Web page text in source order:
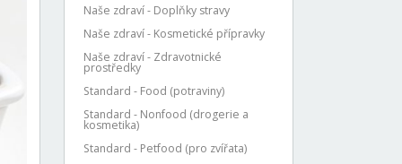
Naše zdraví - Doplňky stravy
Naše zdraví - Kosmetické přípravky
Naše zdraví - Zdravotnické
prostředky
Standard - Food (potraviny)
Standard - Nonfood (drogerie a
kosmetika)
Standard - Petfood (pro zvířata)